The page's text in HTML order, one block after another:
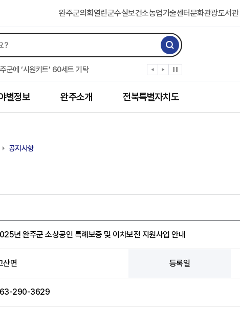
완주군의회 열린군수실보건소농업기술센터문화관광도서관
가철 청소년 안전 지킨다”
성 임직원 만나 미래 진로 그린다
군에 ‘시원키트’ 60세트 기탁
에 성금 1,000만 원 기탁
희망나눔가게·행복빨래방 만족도 조사
수, 친환경 농업인 현장 목소리 경청
온스, 경로당 냉장고 후원
몸 남성 위한 ‘이서천사 요리교실’
별정보 완주소개 전북특별자치도
공지사항
년 완주군 소상공인 특례보증 및 이차보전 지원사업 안내
산면 등록일
290-3629